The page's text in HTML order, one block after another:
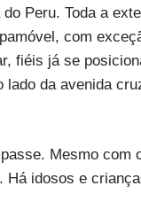
Peru. Toda a
com
fiéis já se
da avenida
Mesmo com
Há idosos e